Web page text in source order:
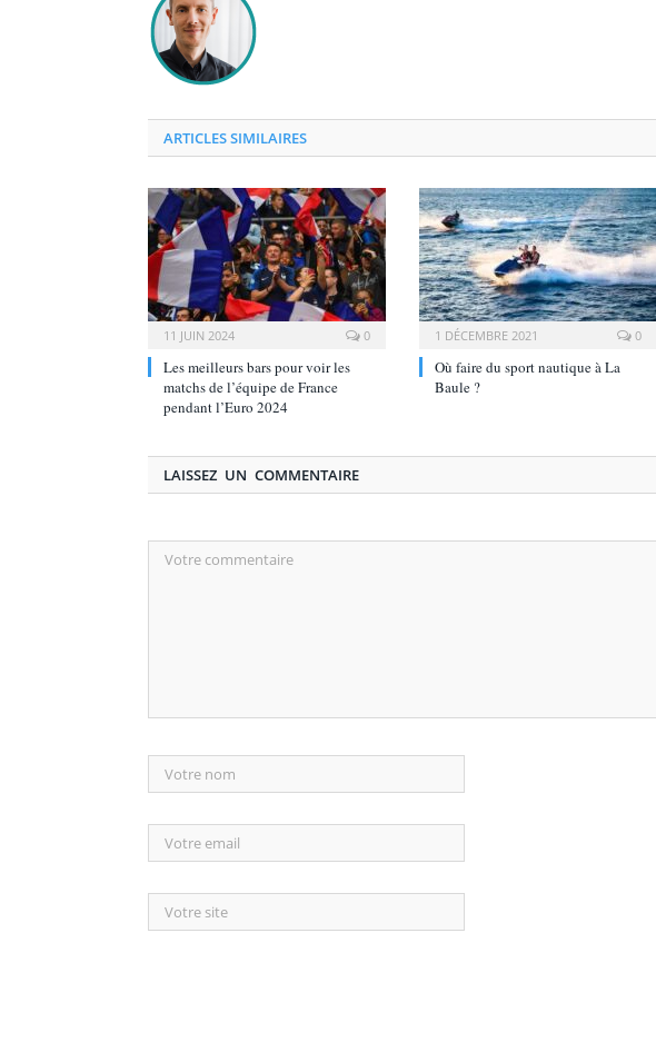
ARTICLES SIMILAIRES
11 JUIN 2024 0
Les meilleurs bars pour voir les
matchs de l’équipe de France
pendant l’Euro 2024
1 DÉCEMBRE 2021 0
Où faire du sport nautique à La
Baule ?
LAISSEZ UN COMMENTAIRE